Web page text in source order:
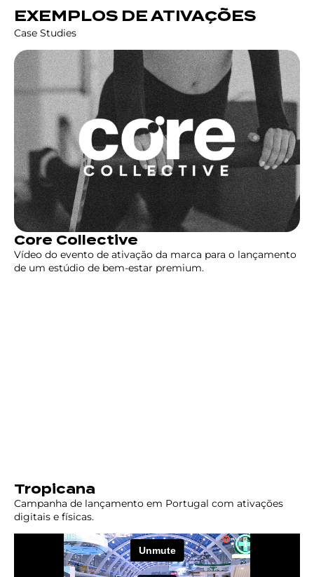
EXEMPLOS DE ATIVAÇÕES
Case Studies
Core Collective
Vídeo do evento de ativação da marca para o lançamento
de um estúdio de bem-estar premium.
Tropicana
Campanha de lançamento em Portugal com ativações
digitais e físicas.